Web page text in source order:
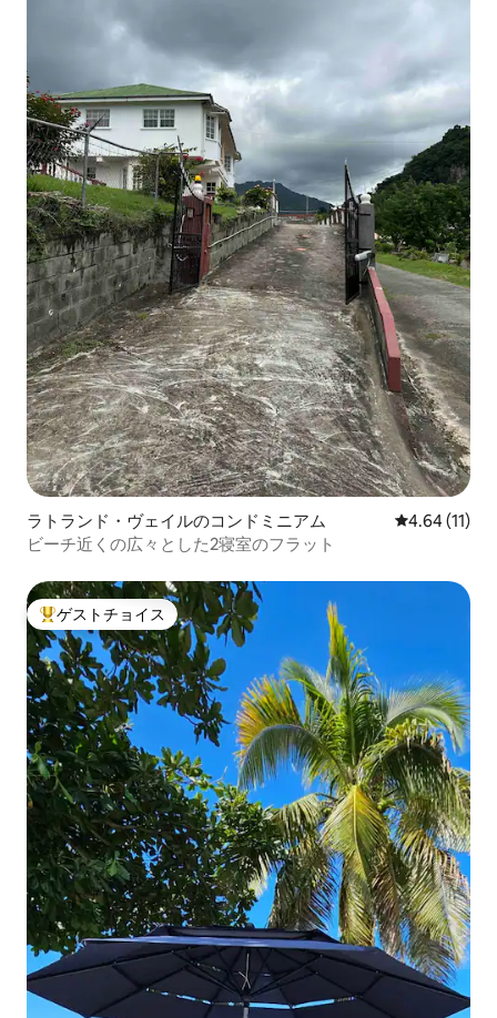
ラトランド・ヴェイルのコンドミニアム レビュー11
4.64 (11)
ビーチ近くの広々とした2寝室のフラット
大好評のゲストチョイスです。
ゲストチョイス